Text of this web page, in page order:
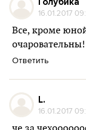
16.01.2017
Все, кроме
очаровательны!
Ответить
L.
16.01.2017